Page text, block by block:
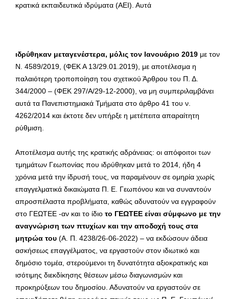
κρατικά εκπαιδευτικά ιδρύματα (ΑΕΙ). Αυτά
ιδρύθηκαν μεταγενέστερα, μόλις τον Ιανουάριο 2019 με τον
Ν. 4589/2019, (ΦΕΚ Α 13/29.01.2019), με αποτέλεσμα η
παλαιότερη τροποποίηση του σχετικού Άρθρου του Π. Δ.
344/2000 – (ΦΕΚ 297/Α/29-12-2000), να μη συμπεριλαμβάνει
αυτά τα Πανεπιστημιακά Τμήματα στο άρθρο 41 του ν.
4262/2014 και έκτοτε δεν υπήρξε η μετέπειτα απαραίτητη
ρύθμιση.
Αποτέλεσμα αυτής της κρατικής αδράνειας: οι απόφοιτοι των
τμημάτων Γεωπονίας που ιδρύθηκαν μετά το 2014, ήδη 4
χρόνια μετά την ίδρυσή τους, να παραμένουν σε ομηρία χωρίς
επαγγελματικά δικαιώματα Π. Ε. Γεωπόνου και να συναντούν
απροσπέλαστα προβλήματα, καθώς αδυνατούν να εγγραφούν
στο ΓΕΩΤΕΕ -αν και το ίδιο το ΓΕΩΤΕΕ είναι σύμφωνο με την
αναγνώριση των πτυχίων και την αποδοχή τους στα
μητρώα του (Α. Π. 4238/26-06-2022) – να εκδώσουν άδεια
ασκήσεως επαγγέλματος, να εργαστούν στον ιδιωτικό και
δημόσιο τομέα, στερούμενοι τη δυνατότητα αξιοκρατικής και
ισότιμης διεκδίκησης θέσεων μέσω διαγωνισμών και
προκηρύξεων του δημοσίου. Αδυνατούν να εργαστούν σε